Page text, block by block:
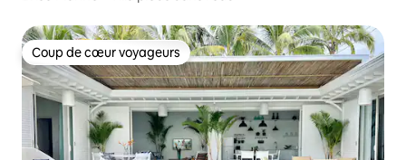
Coup de cœur voyageurs
Coup de cœur voyageurs